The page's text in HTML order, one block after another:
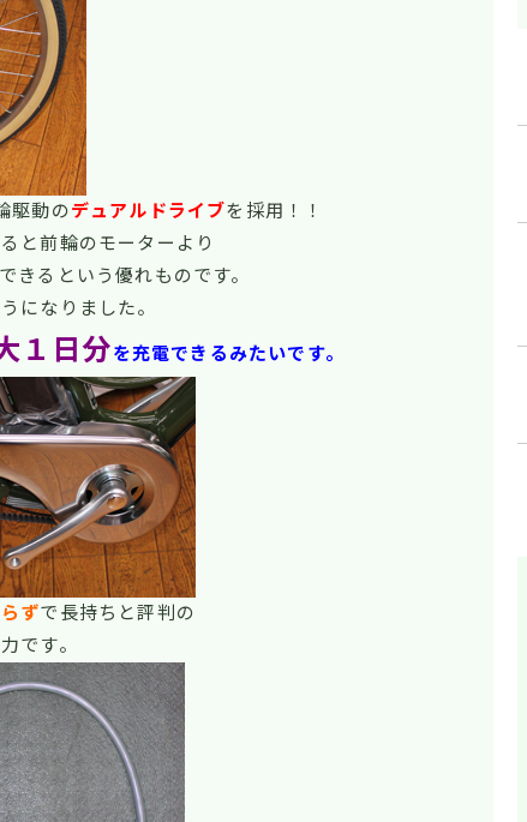
駆動の デュアルドライブを採用！！
と前輪のモーターより
きるという優れものです。
になりました。
１日分を充電できるみたいです。
ずで長持ちと評判の
です。